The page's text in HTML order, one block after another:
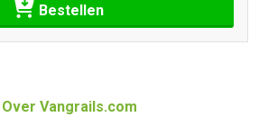
Bestellen
Over Vangrails.com